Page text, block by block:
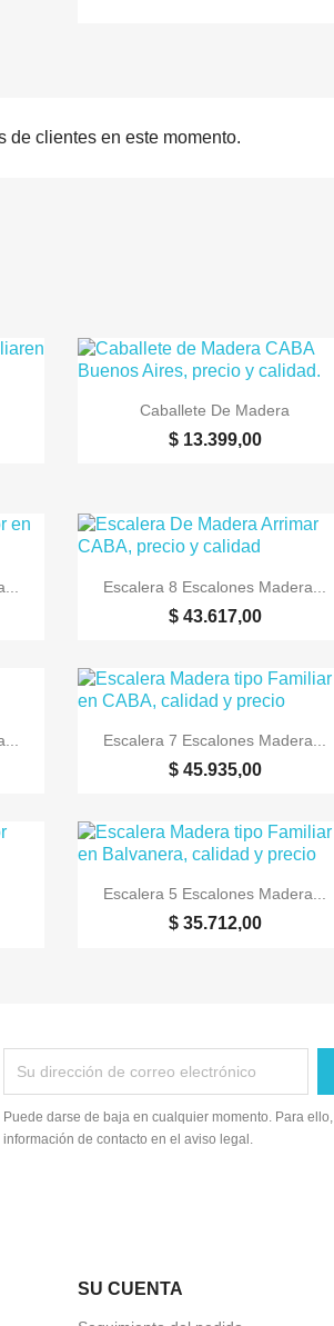
de clientes en este momento.
 Vista rápida
Caballete De Madera
$ 13.399,00
 Vista rápida
Escalera 8 Escalones Madera...
$ 43.617,00
 Vista rápida
Escalera 7 Escalones Madera...
$ 45.935,00
 Vista rápida
Escalera 5 Escalones Madera...
$ 35.712,00
Puede darse de baja en cualquier momento. Para
información de contacto en el aviso legal.
SU CUENTA